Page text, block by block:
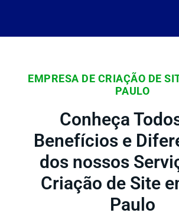
EMPRESA DE CRIAÇÃO DE
PAULO
Conheça
Benefícios e
dos nossos
Criação de Site
Paulo